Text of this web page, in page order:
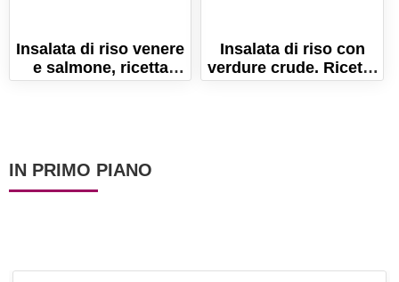
Insalata di riso venere
e salmone, ricetta
estive e leggera
Insalata di riso con
verdure crude. Ricetta
per un primo piatto
IN PRIMO PIANO